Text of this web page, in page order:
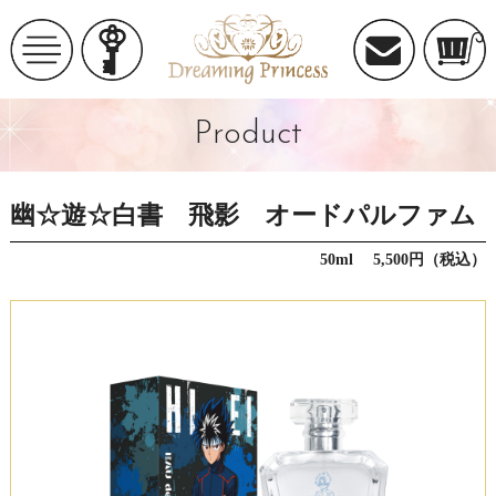
Product
幽☆遊☆白書 飛影 オードパルファム
50ml 5,500円（税込）